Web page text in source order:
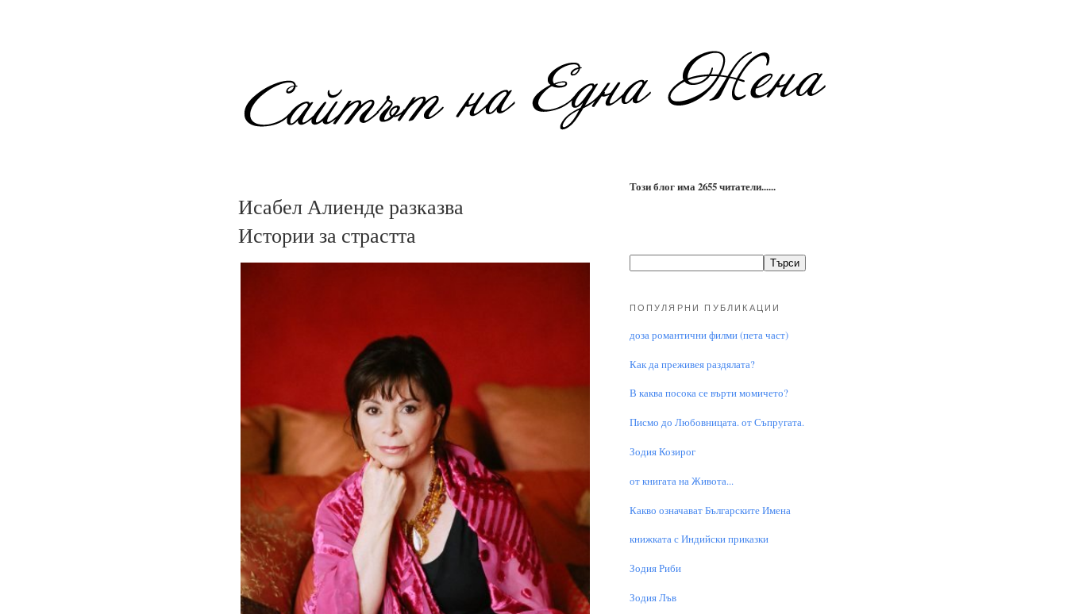
Исабел Алиенде разказва
Истории за страстта
Този блог има 2655 читатели......
ПОПУЛЯРНИ ПУБЛИКАЦИИ
доза романтични филми (пета част)
Как да преживея раздялата?
В каква посока се върти момичето?
Писмо до Любовницата. от Съпругата.
Зодия Козирог
от книгата на Живота...
Какво означават Българските Имена
книжката с Индийски приказки
Зодия Риби
Зодия Лъв